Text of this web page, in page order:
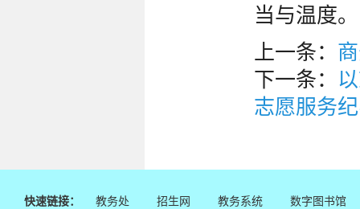
当与温度。
上一条：
下一条：
志愿服务
快速链接： 教务处 招生网 教务系统 数字图书馆